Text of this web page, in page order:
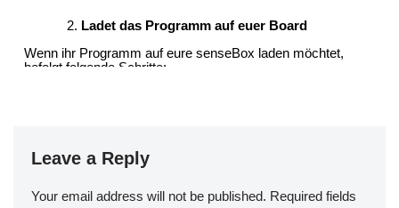
Leave a Reply
Your email address will not be published. Required fields